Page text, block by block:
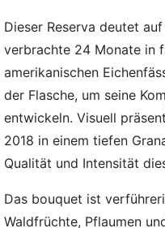
Dieser Reserva deutet
verbrachte 24 Monate in
amerikanischen
der Flasche, um seine
entwickeln. Visuell
2018 in einem tiefen
Qualität und Intensität
Das bouquet ist
Waldfrüchte, Pflaumen